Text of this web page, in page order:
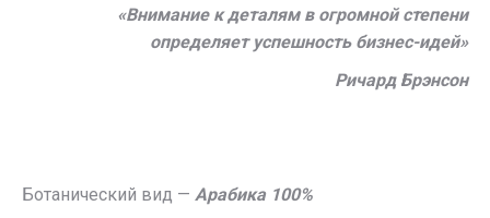
«Внимание к деталям в огромной степени
определяет успешность бизнес-идей»
Ричард Брэнсон
Ботанический вид — Арабика 100%